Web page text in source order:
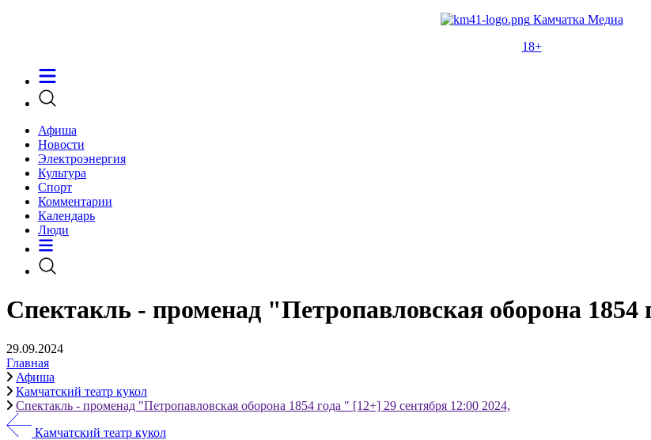
Камчатка Медиа
18+
Афиша
Новости
Электроэнергия
Культура
Спорт
Комментарии
Календарь
Люди
Спектакль - променад "Петропавловская оборона 1854
29.09.2024
Главная
Афиша
Камчатский театр кукол
Спектакль - променад "Петропавловская оборона 1854 года " [12+] 29 сентября 12:00 2024,
Камчатский театр кукол